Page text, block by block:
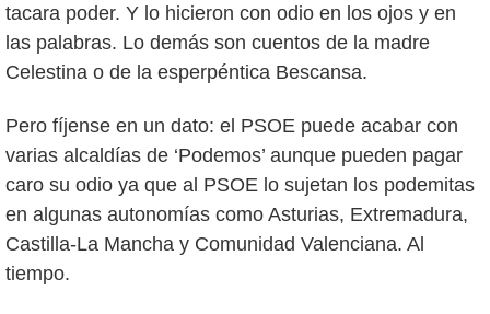
tacara poder. Y lo hicieron con odio en los ojos y en
las palabras. Lo demás son cuentos de la madre
Celestina o de la esperpéntica Bescansa.
Pero fíjense en un dato: el PSOE puede acabar con
varias alcaldías de ‘Podemos’ aunque pueden pagar
caro su odio ya que al PSOE lo sujetan los podemitas
en algunas autonomías como Asturias, Extremadura,
Castilla-La Mancha y Comunidad Valenciana. Al
tiempo.